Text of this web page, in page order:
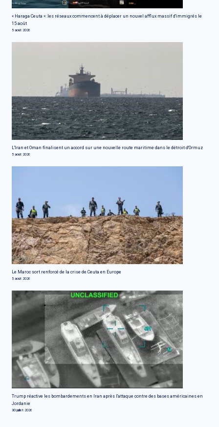
« Haraga Ceuta »: les réseaux commencent à déplacer un nouvel afflux massif d'immigrés le
15 août
5 août 2026
L'Iran et Oman finalisent un accord sur une nouvelle route maritime dans le détroit d'Ormuz
5 août 2026
Le Maroc sort renforcé de la crise de Ceuta en Europe
5 août 2026
Trump réactive les bombardements en Iran après l'attaque contre des bases américaines en
Jordanie
30 juillet 2026